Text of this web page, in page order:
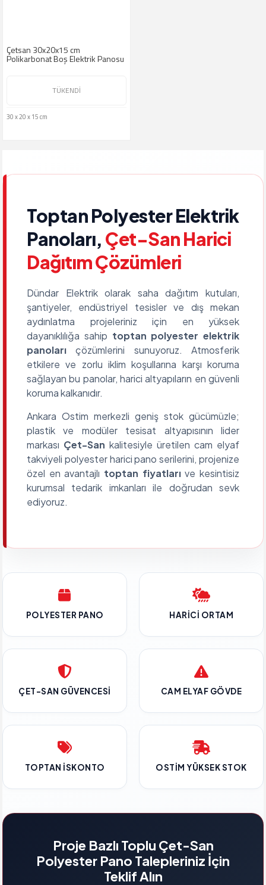
Çetsan 30x20x15 cm
Polikarbonat Boş Elektrik Panosu
TÜKENDİ
30 x 20 x 15 cm
Toptan Polyester Elektrik
Panoları, Çet-San Harici
Dağıtım Çözümleri
Dündar Elektrik olarak saha dağıtım kutuları,
şantiyeler, endüstriyel tesisler ve dış mekan
aydınlatma projeleriniz için en yüksek
dayanıklılığa sahip toptan polyester elektrik
panoları çözümlerini sunuyoruz. Atmosferik
etkilere ve zorlu iklim koşullarına karşı koruma
sağlayan bu panolar, harici altyapıların en güvenli
koruma kalkanıdır.
Ankara Ostim merkezli geniş stok gücümüzle;
plastik ve modüler tesisat altyapısının lider
markası Çet-San kalitesiyle üretilen cam elyaf
takviyeli polyester harici pano serilerini, projenize
özel en avantajlı toptan fiyatlarıve kesintisiz
kurumsal tedarik imkanları ile doğrudan sevk
ediyoruz.
POLYESTER PANO HARICI ORTAM
ÇET-SAN GÜVENCESI CAM ELYAF GÖVDE
TOPTAN İSKONTO OSTIM YÜKSEK STOK
Proje Bazlı Toplu Çet-San
Polyester Pano Talepleriniz İçin
Teklif Alın